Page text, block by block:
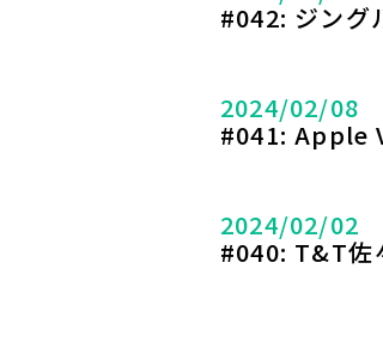
#042: ジング
2024/02/08
#041: Apple
2024/02/02
#040: T&T佐